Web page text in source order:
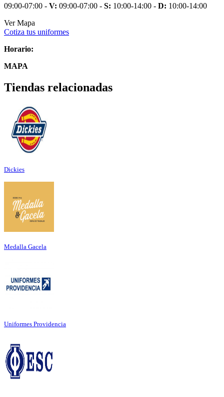
09:00-07:00 - V: 09:00-07:00 - S: 10:00-14:00 - D: 10:00-14:00
Ver Mapa
Cotiza tus uniformes
Horario:
MAPA
Tiendas relacionadas
Dickies
Medalla Gacela
Uniformes Providencia